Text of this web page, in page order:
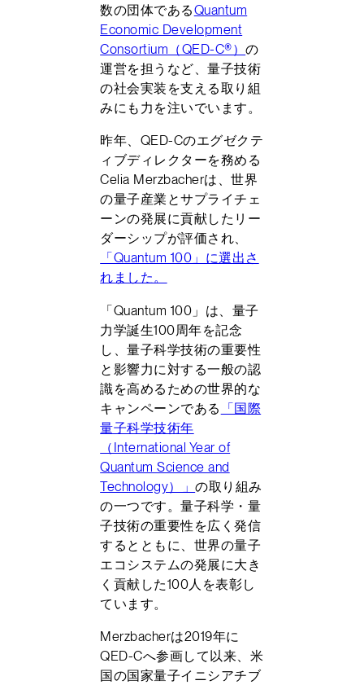
数の団体であるQuantum
Economic Development
Consortium（QED-C®）の
運営を担うなど、量子技術
の社会実装を支える取り組
みにも力を注いでいます。
昨年、QED-Cのエグゼクテ
ィブディレクターを務める
Celia Merzbacherは、世界
の量子産業とサプライチェ
ーンの発展に貢献したリー
ダーシップが評価され、
「Quantum 100」に選出さ
れました。
「Quantum 100」は、量子
力学誕生100周年を記念
し、量子科学技術の重要性
と影響力に対する一般の認
識を高めるための世界的な
キャンペーンである 「国際
量子科学技術年
（International Year of
Quantum Science and
Technology）」の取り組み
の一つです。量子科学・量
子技術の重要性を広く発信
するとともに、世界の量子
エコシステムの発展に大き
く貢献した100人を表彰し
ています。
Merzbacherは2019年に
QED-Cへ参画して以来、米
国の国家量子イニシアチブ